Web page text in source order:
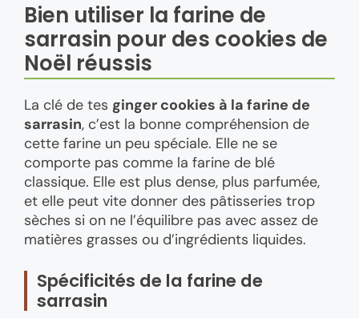
Bien utiliser la farine de
sarrasin pour des cookies de
Noël réussis
La clé de tes ginger cookies à la farine de
sarrasin, c’est la bonne compréhension de
cette farine un peu spéciale. Elle ne se
comporte pas comme la farine de blé
classique. Elle est plus dense, plus parfumée,
et elle peut vite donner des pâtisseries trop
sèches si on ne l’équilibre pas avec assez de
matières grasses ou d’ingrédients liquides.
Spécificités de la farine de
sarrasin